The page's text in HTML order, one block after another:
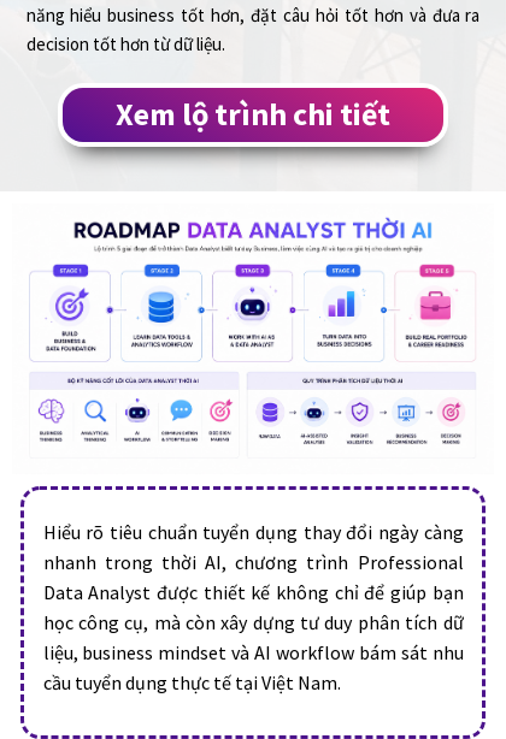
năng hiểu business tốt hơn, đặt câu hỏi tốt hơn và đưa ra
decision tốt hơn từ dữ liệu.
Xem lộ trình chi tiết
Hiểu rõ tiêu chuẩn tuyển dụng thay đổi ngày càng
nhanh trong thời AI, chương trình Professional
Data Analyst được thiết kế không chỉ để giúp bạn
học công cụ, mà còn xây dựng tư duy phân tích dữ
liệu, business mindset và AI workflow bám sát nhu
cầu tuyển dụng thực tế tại Việt Nam.